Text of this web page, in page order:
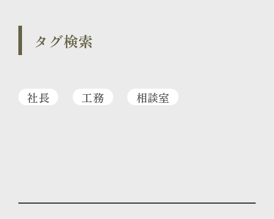
タグ検索
社長 工務 相談室